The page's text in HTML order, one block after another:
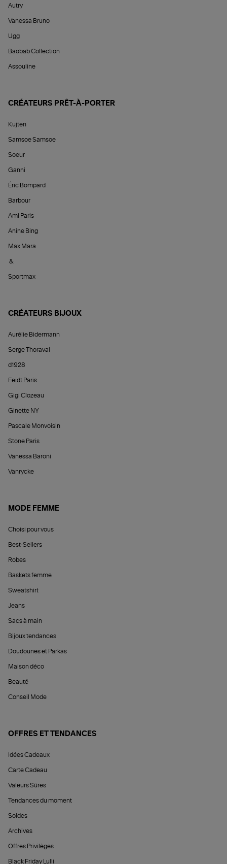
Autry
Vanessa Bruno
Ugg
Baobab Collection
Assouline
CRÉATEURS PRÊT-À-PORTER
Kujten
Samsoe Samsoe
Soeur
Ganni
Éric Bompard
Barbour
Ami Paris
Anine Bing
Max Mara
&
Sportmax
CRÉATEURS BIJOUX
Aurélie Bidermann
Serge Thoraval
d1928
Feidt Paris
Gigi Clozeau
Ginette NY
Pascale Monvoisin
Stone Paris
Vanessa Baroni
Vanrycke
MODE FEMME
Choisi pour vous
Best-Sellers
Robes
Baskets femme
Sweatshirt
Jeans
Sacs à main
Bijoux tendances
Doudounes et Parkas
Maison déco
Beauté
Conseil Mode
OFFRES ET TENDANCES
Idées Cadeaux
Carte Cadeau
Valeurs Sûres
Tendances du moment
Soldes
Archives
Offres Privilèges
Black Friday Lulli